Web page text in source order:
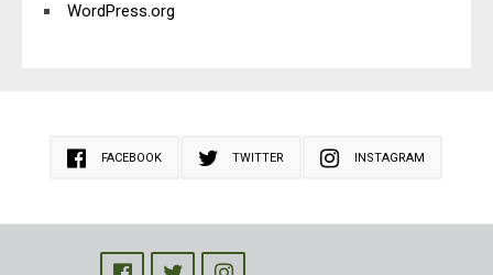
WordPress.org
FACEBOOK TWITTER INSTAGRAM